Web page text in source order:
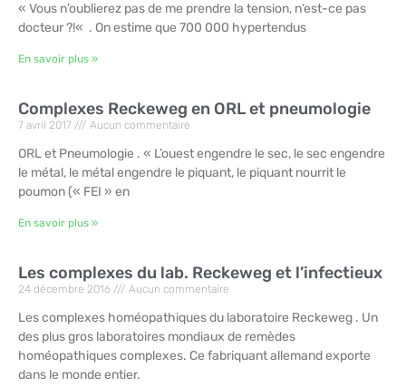
« Vous n’oublierez pas de me prendre la tension, n’est-ce pas
docteur ?!« . On estime que 700 000 hypertendus
En savoir plus »
Complexes Reckeweg en ORL et pneumologie
7 avril 2017 Aucun commentaire
ORL et Pneumologie . « L’ouest engendre le sec, le sec engendre
le métal, le métal engendre le piquant, le piquant nourrit le
poumon (« FEI » en
En savoir plus »
Les complexes du lab. Reckeweg et l’infectieux
24 décembre 2016 Aucun commentaire
Les complexes homéopathiques du laboratoire Reckeweg . Un
des plus gros laboratoires mondiaux de remèdes
homéopathiques complexes. Ce fabriquant allemand exporte
dans le monde entier.